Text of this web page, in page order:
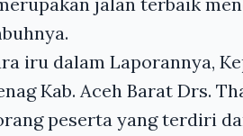
iru dalam Laporannya,
Kab. Aceh Barat Drs.
peserta yang terdiri